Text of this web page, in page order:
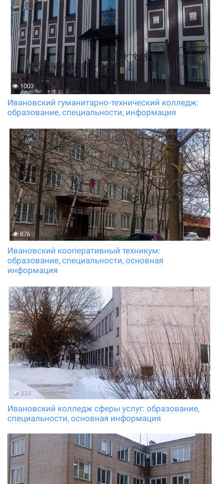
1003
Ивановский гуманитарно-технический колледж:
образование, специальности, информация
876
Ивановский кооперативный техникум:
образование, специальности, основная
информация
884
Ивановский колледж сферы услуг: образование,
специальности, основная информация